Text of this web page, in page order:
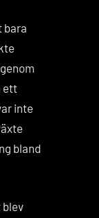
bara
ett
inte
bland
blev